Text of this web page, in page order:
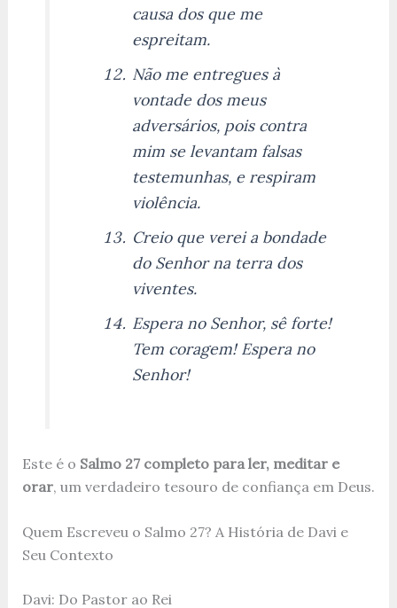
causa dos que me
espreitam.
Não me entregues à
vontade dos meus
adversários, pois contra
mim se levantam falsas
testemunhas, e respiram
violência.
Creio que verei a bondade
do Senhor na terra dos
viventes.
Espera no Senhor, sê forte!
Tem coragem! Espera no
Senhor!
Este é o Salmo 27 completo para ler, meditar e
orar, um verdadeiro tesouro de confiança em Deus.
Quem Escreveu o Salmo 27? A História de Davi e
Seu Contexto
Davi: Do Pastor ao Rei